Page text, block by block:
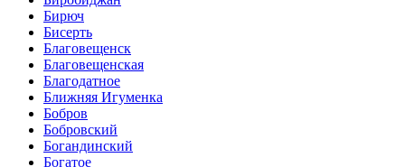
Бирюч
Бисерть
Благовещенск
Благовещенская
Благодатное
Ближняя Игуменка
Бобров
Бобровский
Богандинский
Богатое